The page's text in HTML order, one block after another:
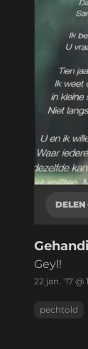
DELEN
Link
Geyl!
22 jan. '17 @
pechtold